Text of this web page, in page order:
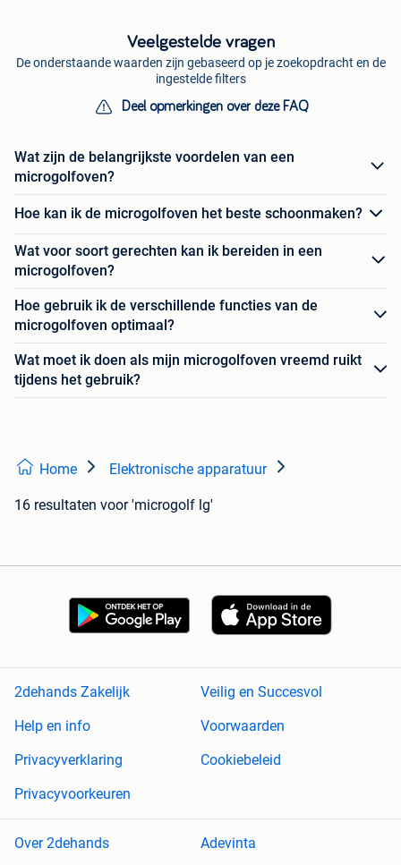
Veelgestelde vragen
De onderstaande waarden zijn gebaseerd op je zoekopdracht en de
ingestelde filters
Deel opmerkingen over deze FAQ
Wat zijn de belangrijkste voordelen van een
microgolfoven?
Hoe kan ik de microgolfoven het beste schoonmaken?
Wat voor soort gerechten kan ik bereiden in een
microgolfoven?
Hoe gebruik ik de verschillende functies van de
microgolfoven optimaal?
Wat moet ik doen als mijn microgolfoven vreemd ruikt
tijdens het gebruik?
Home Elektronische apparatuur
16 resultaten voor 'microgolf lg'
2dehands Zakelijk
Veilig en Succesvol
Help en info
Voorwaarden
Privacyverklaring
Cookiebeleid
Privacyvoorkeuren
Over 2dehands Adevinta